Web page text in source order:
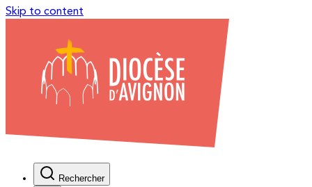
Skip to content
Rechercher